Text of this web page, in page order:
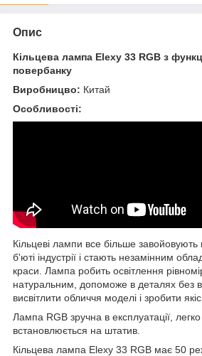
Опис
Кільцева лампа Elexy 33 RGB з
повербанку
Виробницво: Китай
Особливості:
Кільцеві лампи все більше завойовують
б'юті індустрії і стають незамінним
краси. Лампа робить освітлення
натуральним, допоможе в деталях без
висвітлити обличчя моделі і зробити
Лампа RGB зручна в експлуатації, легко
встановлюється на штатив.
Кільцева лампа Elexy 33 RGB має 50